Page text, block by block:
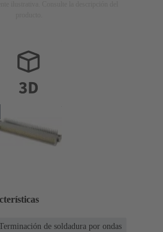
de soldadura por ondas